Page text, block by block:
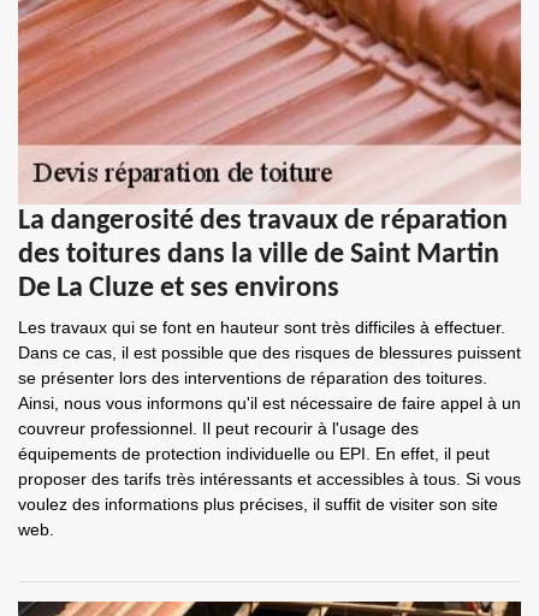
La dangerosité des travaux de réparation
des toitures dans la ville de Saint Martin
De La Cluze et ses environs
Les travaux qui se font en hauteur sont très difficiles à effectuer.
Dans ce cas, il est possible que des risques de blessures puissent
se présenter lors des interventions de réparation des toitures.
Ainsi, nous vous informons qu'il est nécessaire de faire appel à un
couvreur professionnel. Il peut recourir à l'usage des
équipements de protection individuelle ou EPI. En effet, il peut
proposer des tarifs très intéressants et accessibles à tous. Si vous
voulez des informations plus précises, il suffit de visiter son site
web.